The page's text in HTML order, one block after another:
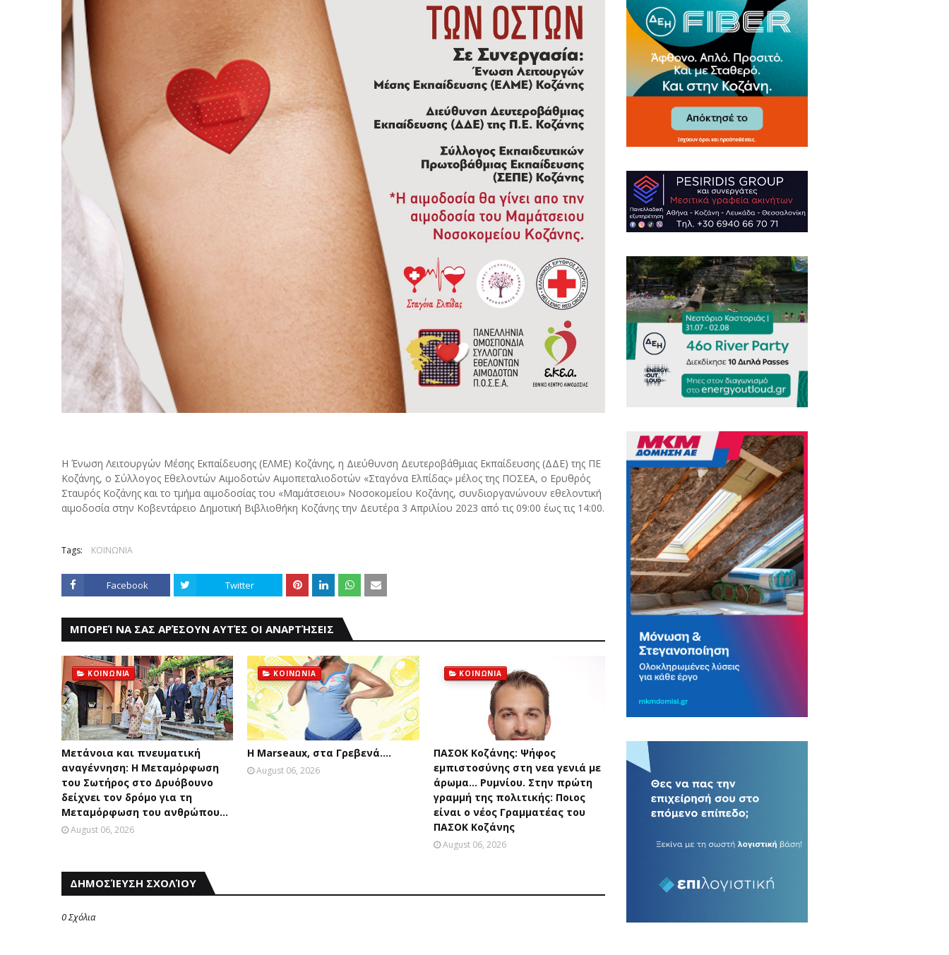
Η Ένωση Λειτουργών Μέσης Εκπαίδευσης (ΕΛΜΕ) Κοζάνης, η Διεύθυνση Δευτεροβάθμιας Εκπαίδευσης (ΔΔΕ) της ΠΕ
Κοζάνης, ο Σύλλογος Εθελοντών Αιμοδοτών Αιμοπεταλιοδοτών «Σταγόνα Ελπίδας» μέλος της ΠΟΣΕΑ, ο Ερυθρός
Σταυρός Κοζάνης και το τμήμα αιμοδοσίας του «Μαμάτσειου» Νοσοκομείου Κοζάνης, συνδιοργανώνουν εθελοντική
αιμοδοσία στην Κοβεντάρειο Δημοτική Βιβλιοθήκη Κοζάνης την Δευτέρα 3 Απριλίου 2023 από τις 09:00 έως τις 14:00.
Tags: ΚΟΙΝΩΝΙΑ
Facebook Twitter
ΜΠΟΡΕΊ ΝΑ ΣΑΣ ΑΡΈΣΟΥΝ ΑΥΤΈΣ ΟΙ ΑΝΑΡΤΉΣΕΙΣ
ΚΟΙΝΩΝΙΑ
Μετάνοια και πνευματική
αναγέννηση: Η Μεταμόρφωση
του Σωτήρος στο Δρυόβουνο
δείχνει τον δρόμο για τη
Μεταμόρφωση του ανθρώπου...
August 06, 2026
ΚΟΙΝΩΝΙΑ
Η Marseaux, στα Γρεβενά….
August 06, 2026
ΚΟΙΝΩΝΙΑ
ΠΑΣΟΚ Κοζάνης: Ψήφος
εμπιστοσύνης στη νεα γενιά με
άρωμα... Ρυμνίου. Στην πρώτη
γραμμή της πολιτικής: Ποιος
είναι ο νέος Γραμματέας του
ΠΑΣΟΚ Κοζάνης
August 06, 2026
ΔΗΜΟΣΊΕΥΣΗ ΣΧΟΛΊΟΥ
0 Σχόλια